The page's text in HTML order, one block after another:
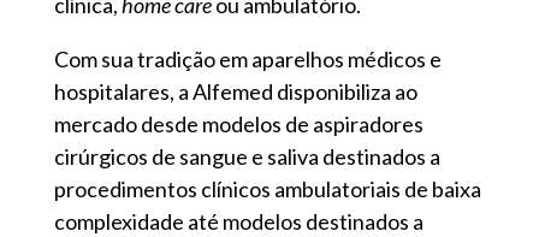
Com sua tradição em aparelhos médicos e
hospitalares, a Alfemed disponibiliza ao
mercado desde modelos de aspiradores
cirúrgicos de sangue e saliva destinados a
procedimentos clínicos ambulatoriais de baixa
complexidade até modelos destinados a